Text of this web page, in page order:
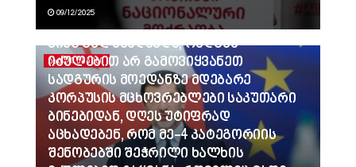
09/12/2025
ᲐᲮᲐᲚᲘ ᲐᲛᲑᲔᲑᲘ
ვინც გვლანძღავდა, რადგან
იძულებით არ გამოვიყვანეთ
სადგურის მოედანზე მდებარე
კორპუსის მცხოვრებლები საკუთარი
ბინებიდან, დღეს უტიფრად
აცხადებენ, რომ მე-4 კატეგორიის
შენობებში შეჭრილი ხალხის